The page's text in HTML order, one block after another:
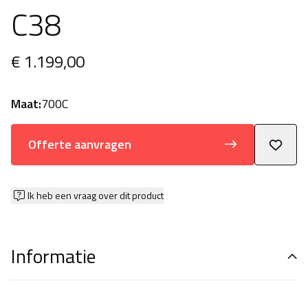
C38
€ 1.199,00
Maat:700C
Offerte aanvragen
Ik heb een vraag over dit product
Informatie